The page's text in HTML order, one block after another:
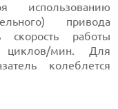
использованию
привода
скорость работы
мин. Для
колеблется